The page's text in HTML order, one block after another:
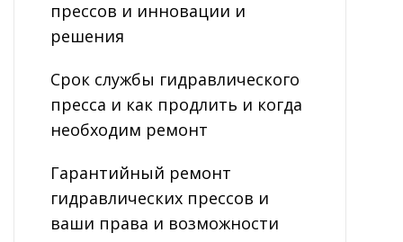
прессов и инновации и
решения
Срок службы гидравлического
пресса и как продлить и когда
необходим ремонт
Гарантийный ремонт
гидравлических прессов и
ваши права и возможности